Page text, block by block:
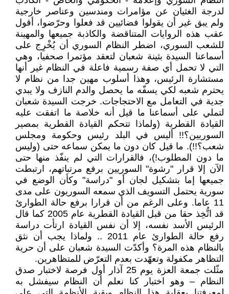
لدرجة الغثيان عن مؤامرات ومندسين وعناصر خارجية
ولم يبق غير أن يقولوا فضائيين قد فعلوا وحرّضوا، أقول
عقب هذه الروايات المتناقضة والكاذبة جميعها والمهينة
للشعب السوري، اضطر النظام السوري أن يُخْرِج على
أسماعنا السيدة بثينة شعبان لتعقد مؤتمرا صحفيا، وهي
التي لا تحمل أي صفة رسمية فاعلة في النظام غير أنها
مستشارة الرئيس، وهذا أسلوب مهين جدا من نظام لا
يحترم شعبه لكي يسفّه ما يحصل والدم النازف ولا يبدي
جدية في التعامل مع الاحتجاجات. خرجت السيدة شعبان
لتملي على أسماعنا ما قيل أنه خلاصة ما اتفقت عليه
القيادة القطرية (ولماذا تتحكم القيادة القطرية بمصير
السوريين؟!! أليس في البلد رئيس وحكومة ومجلس
شعب؟!!). ما قيل كان دون ما يمكن سماعه حتى (وليس
ما دون المطلوب!)، فالقرارات التي لم ينفّذ منها حتى
الآن إلا قرار "رشوة" السوريين برفع مرتباتهم، ارتبطت
جميعها إما بتشكيل لجان أو "دراسة" وكأن الوضع في
سورية يحتمل التسويف الذي سمعه السوريون على مدى
11 عاما. وعلى الرغم من أن قرارا برفع حالة الطوارئ
قد اتُّخِذ حقا من قبل القيادة القطرية عام 2005 كما قال
الرئيس الأسد نفسه، إلا أن نفس القيادة ارتأت دراسة
رفع حالة الطوارئ عام 2011 .. ولماذا يجب أن نثق
بالنظام هذه المرة؟ وأكدّت السيدة شعبان على أن حرية
التظاهر مكفولة وتعهّدت بعدم التعرّض للمتظاهرين.
مثّلت جمعة العزة يوم 25 آذار أول فرصة لاختبار صدق
النظام – وهو اختبار كنا نعلم أن النظام سيفشل به